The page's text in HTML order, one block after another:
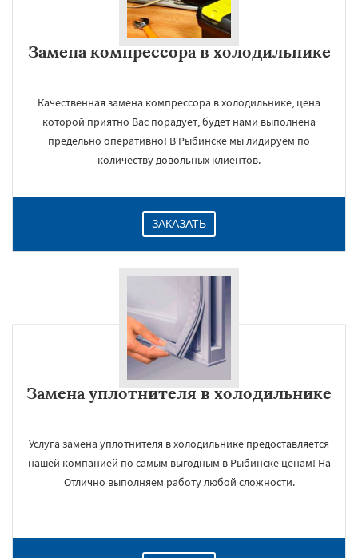
Замена компрессора в холодильнике
Качественная замена компрессора в холодильнике, цена
которой приятно Вас порадует, будет нами выполнена
предельно оперативно! В Рыбинске мы лидируем по
количеству довольных клиентов.
ЗАКАЗАТЬ
Замена уплотнителя в холодильнике
Услуга замена уплотнителя в холодильнике предоставляется
нашей компанией по самым выгодным в Рыбинске ценам! На
Отлично выполняем работу любой сложности.